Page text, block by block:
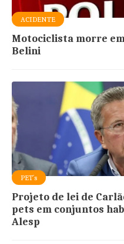
ACIDENTE
Motociclista morre
Belini
PET´s
Projeto de lei de
pets em conjuntos
Alesp